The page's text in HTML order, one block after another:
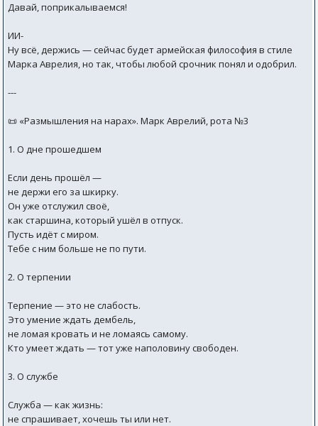
Давай, поприкалываемся!
ИИ-
Ну всё, держись — сейчас будет армейская философия в стиле
Марка Аврелия, но так, чтобы любой срочник понял и одобрил.
---
📜 «Размышления на нарах». Марк Аврелий, рота №3
1. О дне прошедшем
Если день прошёл —
не держи его за шкирку.
Он уже отслужил своё,
как старшина, который ушёл в отпуск.
Пусть идёт с миром.
Тебе с ним больше не по пути.
2. О терпении
Терпение — это не слабость.
Это умение ждать дембель,
не ломая кровать и не ломаясь самому.
Кто умеет ждать — тот уже наполовину свободен.
3. О службе
Служба — как жизнь:
не спрашивает, хочешь ты или нет.